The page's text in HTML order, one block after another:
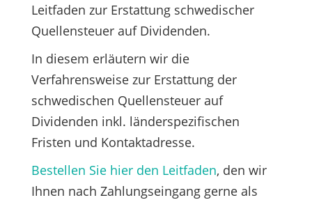
Leitfaden zur Erstattung schwedischer
Quellensteuer auf Dividenden.
In diesem erläutern wir die
Verfahrensweise zur Erstattung der
schwedischen Quellensteuer auf
Dividenden inkl. länderspezifischen
Fristen und Kontaktadresse.
Bestellen Sie hier den Leitfaden, den wir
Ihnen nach Zahlungseingang gerne als